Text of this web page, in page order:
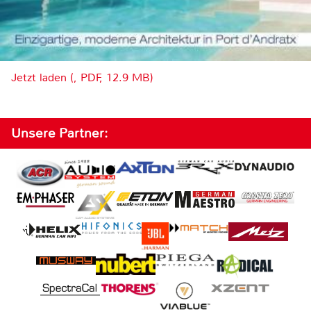
Jetzt laden (, PDF, 12.9 MB)
Unsere Partner: